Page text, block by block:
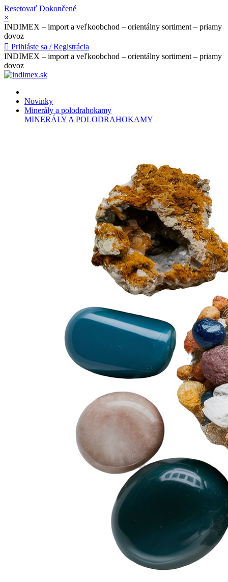
Resetovať Dokončené
×
INDIMEX – import a veľkoobchod – orientálny sortiment – priamy
dovoz
 Prihláste sa / Registrácia
INDIMEX – import a veľkoobchod – orientálny sortiment – priamy
dovoz
Novinky
Minerály a polodrahokamy
MINERÁLY A POLODRAHOKAMY